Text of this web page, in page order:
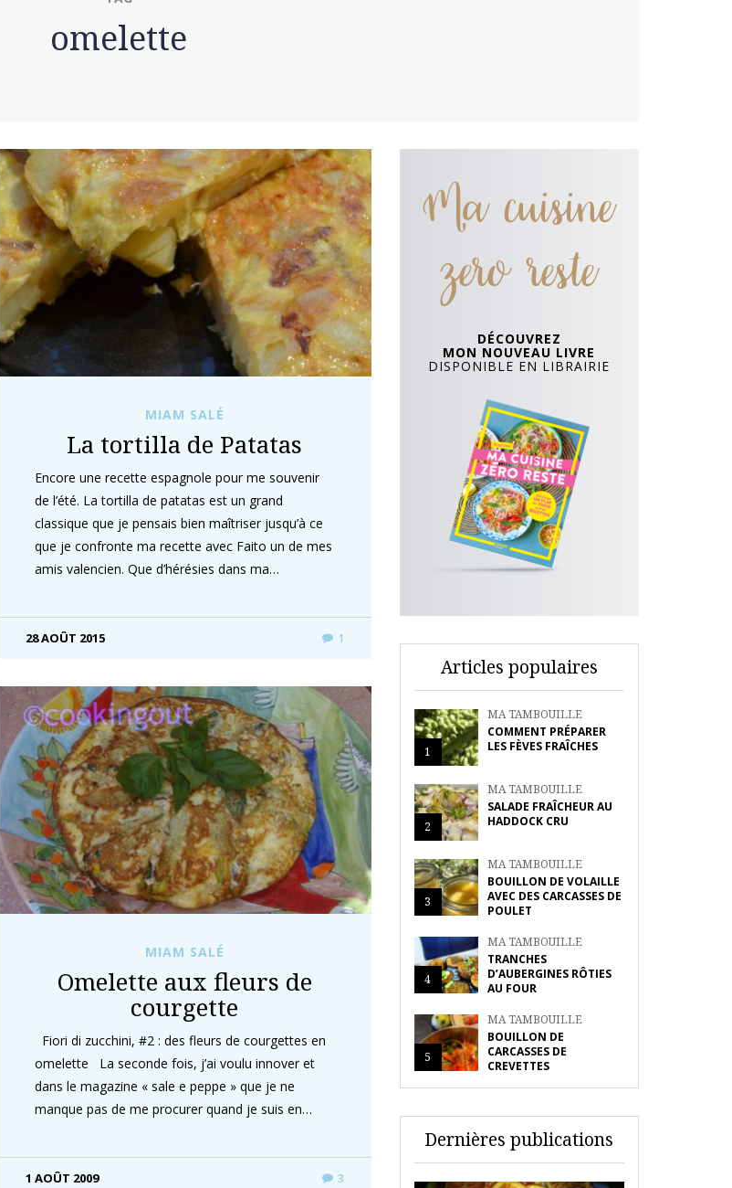
omelette
MIAM SALÉ
La tortilla de Patatas
Encore une recette espagnole pour me souvenir
de l’été. La tortilla de patatas est un grand
classique que je pensais bien maîtriser jusqu’à ce
que je confronte ma recette avec Faito un de mes
amis valencien. Que d’hérésies dans ma…
28 AOÛT 2015 1
MIAM SALÉ
Omelette aux fleurs de
courgette
Fiori di zucchini, #2 : des fleurs de courgettes en
omelette La seconde fois, j’ai voulu innover et
dans le magazine « sale e peppe » que je ne
manque pas de me procurer quand je suis en…
1 AOÛT 2009 3
Ma cuisine
zero reste
DÉCOUVREZ
MON NOUVEAU LIVRE
DISPONIBLE EN LIBRAIRIE
Articles populaires
1
MA TAMBOUILLE
COMMENT PRÉPARER
LES FÈVES FRAÎCHES
2
MA TAMBOUILLE
SALADE FRAÎCHEUR AU
HADDOCK CRU
3
MA TAMBOUILLE
BOUILLON DE VOLAILLE
AVEC DES CARCASSES DE
POULET
4
MA TAMBOUILLE
TRANCHES
D’AUBERGINES RÔTIES
AU FOUR
5
MA TAMBOUILLE
BOUILLON DE
CARCASSES DE
CREVETTES
Dernières publications